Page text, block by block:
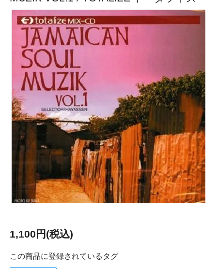
1,100円(税込)
この商品に登録されているタグ